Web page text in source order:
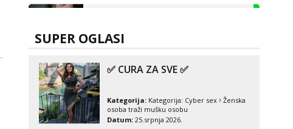
tel:0,93€ - mob:1,12€ min
Anđela
Čekam tvoj poziv!
Tel:
tel:0,93€ - mob:1,12€ min
SUPER OGLASI
✅ CURA ZA SVE ✅
Kategorija: Kategorija: Cyber sex
Ženska
osoba traži mušku osobu
Datum: 25.srpnja 2026.